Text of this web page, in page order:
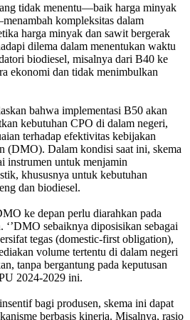
tidak menentu—baik harga minyak
kompleksitas dalam
harga minyak dan sawit bergerak
dilema dalam menentukan waktu
biodiesel, misalnya dari B40 ke
ekonomi dan tidak menimbulkan
bahwa implementasi B50 akan
kebutuhan CPO di dalam negeri,
terhadap efektivitas kebijakan
(DMO). Dalam kondisi saat ini, skema
instrumen untuk menjamin
khususnya untuk kebutuhan
dan biodiesel.
ke depan perlu diarahkan pada
‘’DMO sebaiknya diposisikan sebagai
tegas (domestic-first obligation),
volume tertentu di dalam negeri
tanpa bergantung pada keputusan
2024-2029 ini.
bagi produsen, skema ini dapat
berbasis kinerja. Misalnya, rasio